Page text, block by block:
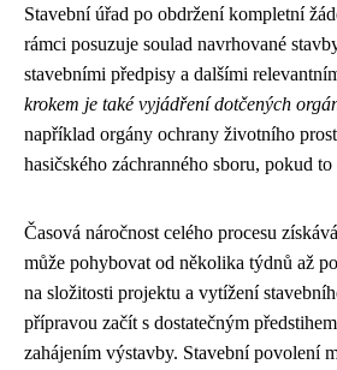
Stavební úřad po obdržení kompletní
rámci posuzuje soulad navrhované
stavebními předpisy a dalšími
krokem je také vyjádření dotčených
například orgány ochrany životního
hasičského záchranného sboru, pokud
Časová náročnost celého procesu
může pohybovat od několika týdnů až
na složitosti projektu a vytížení
přípravou začít s dostatečným
zahájením výstavby. Stavební povolení